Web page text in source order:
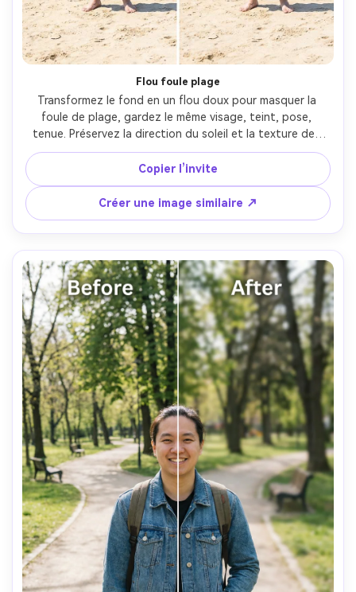
Flou foule plage
Transformez le fond en un flou doux pour masquer la
foule de plage, gardez le même visage, teint, pose,
tenue. Préservez la direction du soleil et la texture des
vêtements. Appliquez un flou plus fort uniquement sur la
foule, gardez le sujet et son contour net, sauvegardez
l’éclairage --ar 4:5
Copier l’invite
Créer une image similaire ↗